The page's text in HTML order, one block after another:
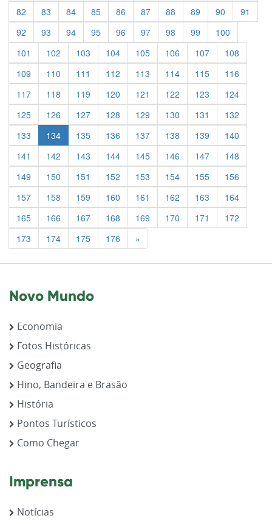
82 83 84 85 86 87 88 89 90
91
92
93 94 95 96 97 98 99
100
101
102 103 104 105 106 107
108
109
110 111 112 113 114 115
116
117
118 119 120 121 122 123
124
125
126 127 128 129 130 131
132
133
134 135 136 137 138 139
140
141
142 143 144 145 146 147
148
149
150 151 152 153 154 155
156
157
158 159 160 161 162 163
164
165
166 167 168 169 170 171
172
173
174 175 176 »
Novo Mundo
Economia
Fotos Históricas
Geografia
Hino, Bandeira e Brasão
História
Pontos Turísticos
Como Chegar
Imprensa
Notícias